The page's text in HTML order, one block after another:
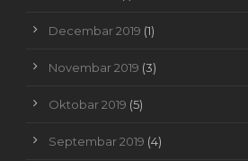
Decembar 2019 (1)
Novembar 2019 (3)
Oktobar 2019 (5)
Septembar 2019 (4)